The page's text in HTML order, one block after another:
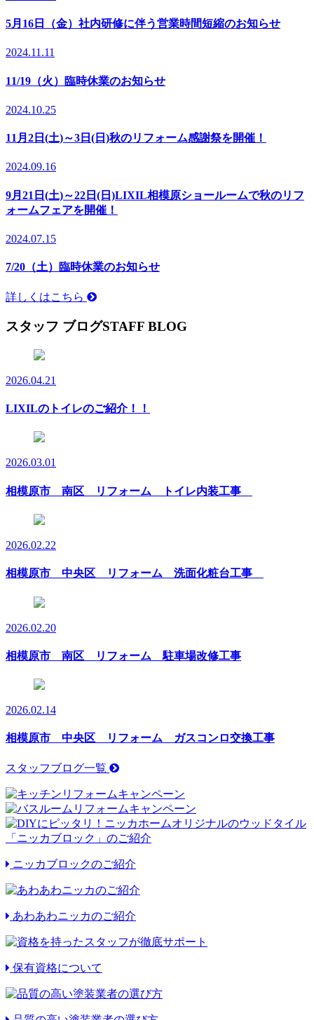
5月16日（金）社内研修に伴う営業時間短縮のお知らせ
2024.11.11
11/19（火）臨時休業のお知らせ
2024.10.25
11月2日(土)～3日(日)秋のリフォーム感謝祭を開催！
2024.09.16
9月21日(土)～22日(日)LIXIL相模原ショールームで秋のリフ
ォームフェアを開催！
2024.07.15
7/20（土）臨時休業のお知らせ
詳しくはこちら
スタッフ ブログSTAFF BLOG
2026.04.21
LIXILのトイレのご紹介！！
2026.03.01
相模原市 南区 リフォーム トイレ内装工事
2026.02.22
相模原市 中央区 リフォーム 洗面化粧台工事
2026.02.20
相模原市 南区 リフォーム 駐車場改修工事
2026.02.14
相模原市 中央区 リフォーム ガスコンロ交換工事
スタッフブログ一覧
ニッカブロックのご紹介
あわあわニッカのご紹介
保有資格について